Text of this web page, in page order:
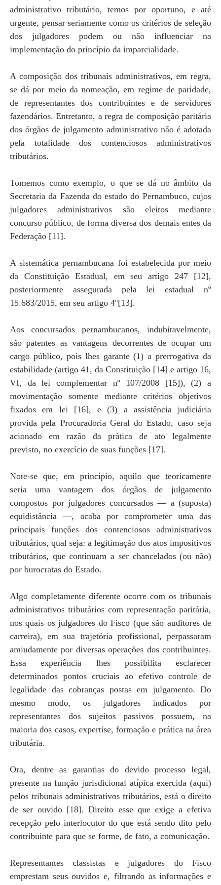
administrativo tributário, temos por oportuno, e até
urgente, pensar seriamente como os critérios de seleção
dos julgadores podem ou não influenciar na
implementação do princípio da imparcialidade.
A composição dos tribunais administrativos, em regra,
se dá por meio da nomeação, em regime de paridade,
de representantes dos contribuintes e de servidores
fazendários. Entretanto, a regra de composição paritária
dos órgãos de julgamento administrativo não é adotada
pela totalidade dos contenciosos administrativos
tributários.
Tomemos como exemplo, o que se dá no âmbito da
Secretaria da Fazenda do estado do Pernambuco, cujos
julgadores administrativos são eleitos mediante
concurso público, de forma diversa dos demais entes da
Federação [11].
A sistemática pernambucana foi estabelecida por meio
da Constituição Estadual, em seu artigo 247 [12],
posteriormente assegurada pela lei estadual nº
15.683/2015, em seu artigo 4º[13].
Aos concursados pernambucanos, indubitavelmente,
são patentes as vantagens decorrentes de ocupar um
cargo público, pois lhes garante (1) a prerrogativa da
estabilidade (artigo 41, da Constituição [14] e artigo 16,
VI, da lei complementar nº 107/2008 [15]), (2) a
movimentação somente mediante critérios objetivos
fixados em lei [16], e (3) a assistência judiciária
provida pela Procuradoria Geral do Estado, caso seja
acionado em razão da prática de ato legalmente
previsto, no exercício de suas funções [17].
Note-se que, em princípio, aquilo que teoricamente
seria uma vantagem dos órgãos de julgamento
compostos por julgadores concursados — a (suposta)
equidistância —, acaba por comprometer uma das
principais funções dos contenciosos administrativos
tributários, qual seja: a legitimação dos atos impositivos
tributários, que continuam a ser chancelados (ou não)
por burocratas do Estado.
Algo completamente diferente ocorre com os tribunais
administrativos tributários com representação paritária,
nos quais os julgadores do Fisco (que são auditores de
carreira), em sua trajetória profissional, perpassaram
amiudamente por diversas operações dos contribuintes.
Essa experiência lhes possibilita esclarecer
determinados pontos cruciais ao efetivo controle de
legalidade das cobranças postas em julgamento. Do
mesmo modo, os julgadores indicados por
representantes dos sujeitos passivos possuem, na
maioria dos casos, expertise, formação e prática na área
tributária.
Ora, dentre as garantias do devido processo legal,
presente na função jurisdicional atípica exercida (aqui)
pelos tribunais administrativos tributários, está o direito
de ser ouvido [18]. Direito esse que exige a efetiva
recepção pelo interlocutor do que está sendo dito pelo
contribuinte para que se forme, de fato, a comunicação.
Representantes classistas e julgadores do Fisco
emprestam seus ouvidos e, filtrando as informações e